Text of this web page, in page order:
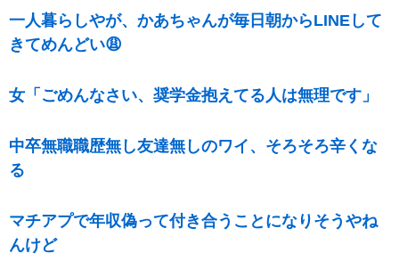
一人暮らしやが、かあちゃんが毎日朝からLINEして
きてめんどい😩
女「ごめんなさい、奨学金抱えてる人は無理です」
中卒無職職歴無し友達無しのワイ、そろそろ辛くな
る
マチアプで年収偽って付き合うことになりそうやね
んけど